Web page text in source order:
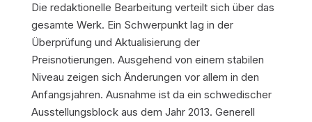
Die redaktionelle Bearbeitung verteilt sich über das
gesamte Werk. Ein Schwerpunkt lag in der
Überprüfung und Aktualisierung der
Preisnotierungen. Ausgehend von einem stabilen
Niveau zeigen sich Änderungen vor allem in den
Anfangsjahren. Ausnahme ist da ein schwedischer
Ausstellungsblock aus dem Jahr 2013. Generell